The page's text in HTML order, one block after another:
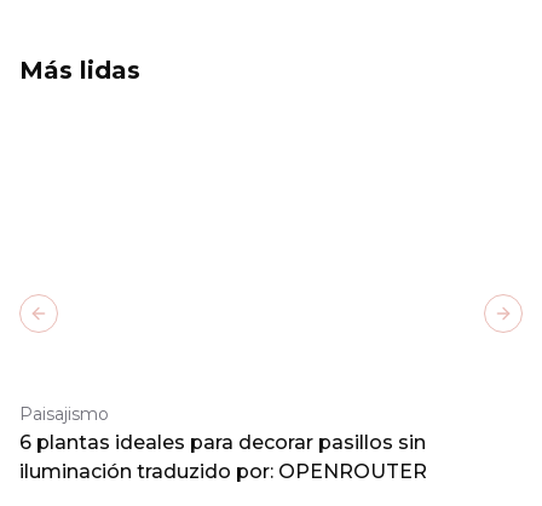
Más lidas
Paisajismo
6 plantas ideales para decorar pasillos sin
iluminación traduzido por: OPENROUTER
Previous slide